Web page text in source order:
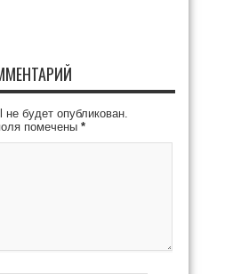
будет опубликован.
помечены *